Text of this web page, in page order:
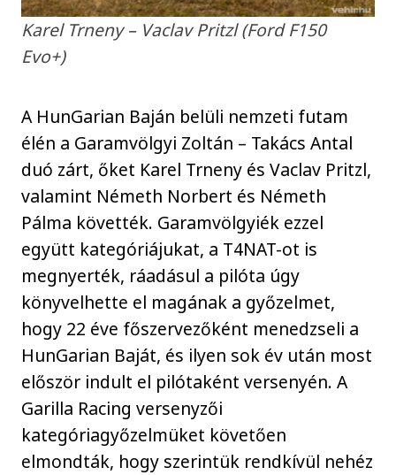
Karel Trneny – Vaclav Pritzl (Ford F150
Evo+)
A HunGarian Baján belüli nemzeti futam
élén a Garamvölgyi Zoltán – Takács Antal
duó zárt, őket Karel Trneny és Vaclav Pritzl,
valamint Németh Norbert és Németh
Pálma követték. Garamvölgyiék ezzel
együtt kategóriájukat, a T4NAT-ot is
megnyerték, ráadásul a pilóta úgy
könyvelhette el magának a győzelmet,
hogy 22 éve főszervezőként menedzseli a
HunGarian Baját, és ilyen sok év után most
először indult el pilótaként versenyén. A
Garilla Racing versenyzői
kategóriagyőzelmüket követően
elmondták, hogy szerintük rendkívül nehéz